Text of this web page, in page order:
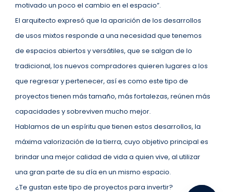
motivado un poco el cambio en el espacio”.
El arquitecto expresó que la aparición de los desarrollos
de usos mixtos responde a una necesidad que tenemos
de espacios abiertos y versátiles, que se salgan de lo
tradicional, los nuevos compradores quieren lugares a los
que regresar y pertenecer, así es como este tipo de
proyectos tienen más tamaño, más fortalezas, reúnen más
capacidades y sobreviven mucho mejor.
Hablamos de un espíritu que tienen estos desarrollos, la
máxima valorización de la tierra, cuyo objetivo principal es
brindar una mejor calidad de vida a quien vive, al utilizar
una gran parte de su día en un mismo espacio.
¿Te gustan este tipo de proyectos para invertir?